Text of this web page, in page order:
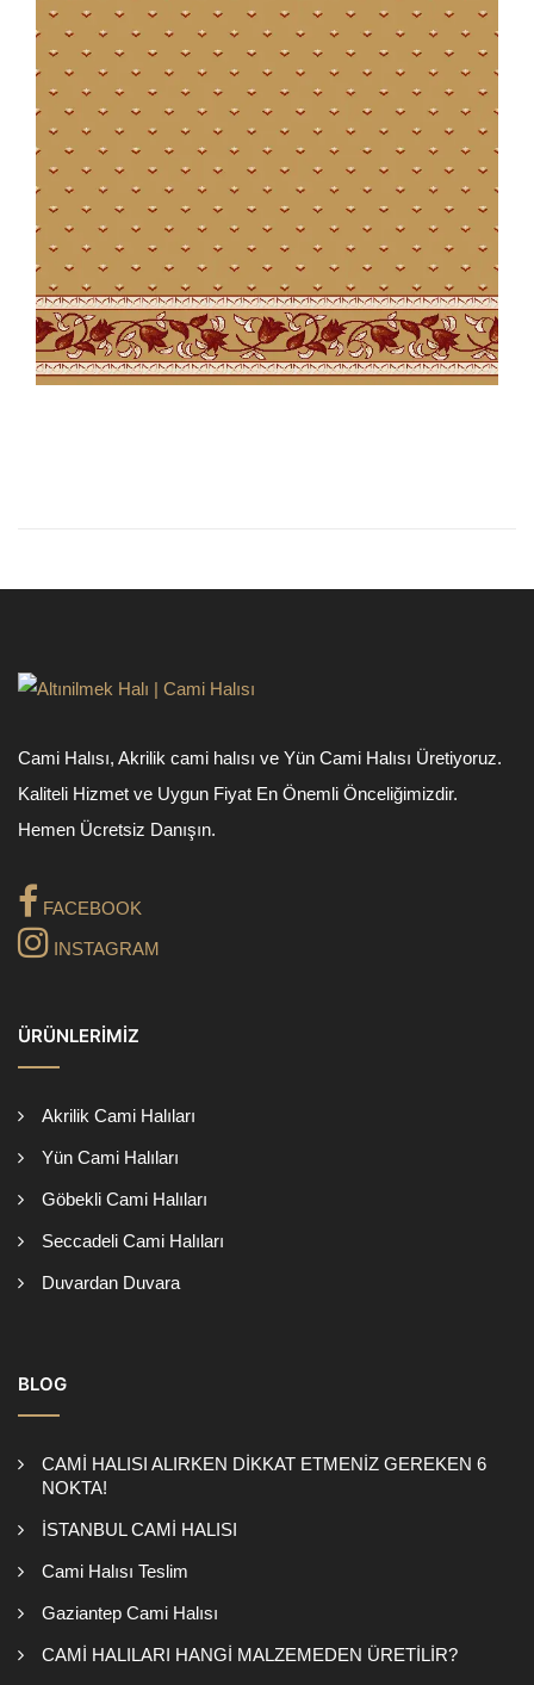
Cami Halısı, Akrilik cami halısı ve Yün Cami Halısı Üretiyoruz.
Kaliteli Hizmet ve Uygun Fiyat En Önemli Önceliğimizdir.
Hemen Ücretsiz Danışın.
FACEBOOK
INSTAGRAM
ÜRÜNLERIMIZ
Akrilik Cami Halıları
Yün Cami Halıları
Göbekli Cami Halıları
Seccadeli Cami Halıları
Duvardan Duvara
BLOG
CAMİ HALISI ALIRKEN DİKKAT ETMENİZ GEREKEN 6
NOKTA!
İSTANBUL CAMİ HALISI
Cami Halısı Teslim
Gaziantep Cami Halısı
CAMİ HALILARI HANGİ MALZEMEDEN ÜRETİLİR?